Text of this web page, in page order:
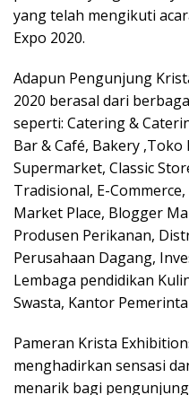
yang telah mengikuti
Expo 2020.
Adapun Pengunjung
2020 berasal dari
seperti: Catering &
Bar & Café, Bakery
Supermarket, Classic
Tradisional, E-
Market Place, Blogger
Produsen Perikanan,
Perusahaan Dagang,
Lembaga pendidikan
Swasta, Kantor
Pameran Krista
menghadirkan sensasi
menarik bagi